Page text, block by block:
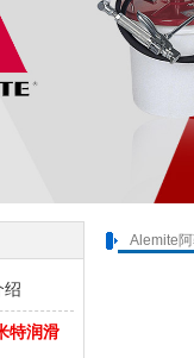
绍
特润滑
Alemite